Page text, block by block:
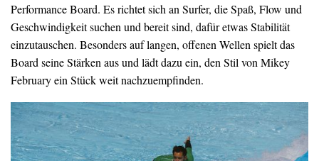
Performance Board. Es richtet sich an Surfer, die Spaß, Flow und
Geschwindigkeit suchen und bereit sind, dafür etwas Stabilität
einzutauschen. Besonders auf langen, offenen Wellen spielt das
Board seine Stärken aus und lädt dazu ein, den Stil von Mikey
February ein Stück weit nachzuempfinden.